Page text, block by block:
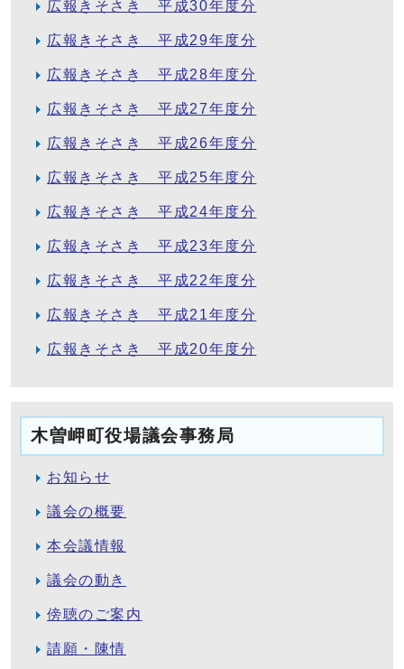
広報きそさき 平成30年度分
広報きそさき 平成29年度分
広報きそさき 平成28年度分
広報きそさき 平成27年度分
広報きそさき 平成26年度分
広報きそさき 平成25年度分
広報きそさき 平成24年度分
広報きそさき 平成23年度分
広報きそさき 平成22年度分
広報きそさき 平成21年度分
広報きそさき 平成20年度分
木曽岬町役場議会事務局
お知らせ
議会の概要
本会議情報
議会の動き
傍聴のご案内
請願・陳情